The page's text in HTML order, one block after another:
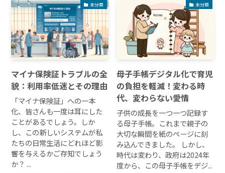
未分類
マイナ保険証トラブルの全
貌：利用率低迷とその理由
「マイナ保険証」への一本
化、皆さんも一度は耳にした
ことがあるでしょう。しか
し、この新しいシステムが私
たちの日常生活にどれほど影
響を与えるかご存知でしょう
か？ ...
未分類
母子手帳デジタル化で育児
の負担を軽減！変わる時
代、変わらない愛情
子供の成長を一つ一つ記録す
る母子手帳。これまで親子の
大切な瞬間を紙のページに刻
み込んできました。 しかし、
時代は変わり、政府は2024年
度から、この母子手帳をデジ...